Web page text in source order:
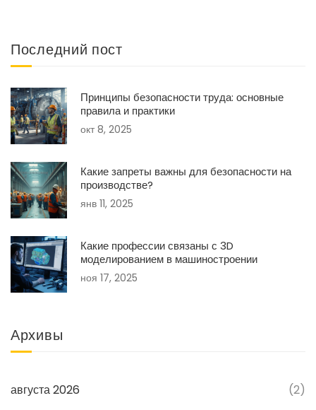
Последний пост
Принципы безопасности труда: основные
правила и практики
окт 8, 2025
Какие запреты важны для безопасности на
производстве?
янв 11, 2025
Какие профессии связаны с 3D
моделированием в машиностроении
ноя 17, 2025
Архивы
августа 2026 (2)